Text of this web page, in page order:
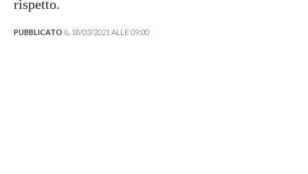
rispetto.
PUBBLICATO IL 18/03/2021 ALLE 09:00